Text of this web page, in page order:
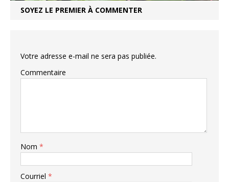
SOYEZ LE PREMIER À COMMENTER
Votre adresse e-mail ne sera pas publiée.
Commentaire
Nom *
Courriel *